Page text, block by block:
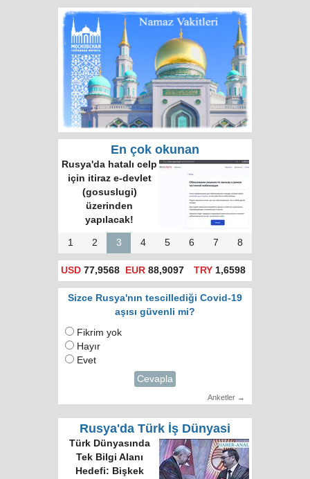
En çok okunan
Rusya'da hatalı celp
için itiraz e-devlet
(gosuslugi)
üzerinden
yapılacak!
1 2 3 4 5 6 7 8
USD 77,9568 EUR 88,9097 TRY1,6598
Sizce Rusya'nın tescillediği Covid-19
aşısı güvenli mi?
Fikrim yok
Hayır
Evet
Cevapla
Anketler →
Rusya'da Türk İş Dünyasi
Türk Dünyasında
Tek Bilgi Alanı
Hedefi: Bişkek